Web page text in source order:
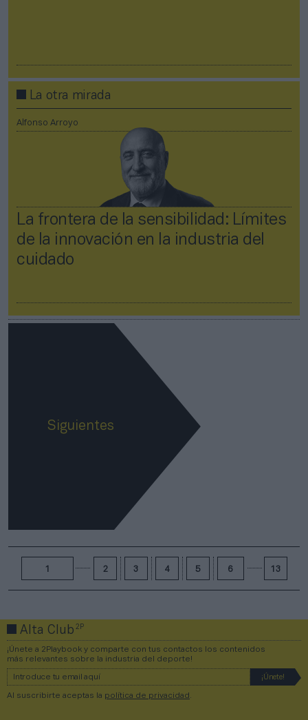
La otra mirada
Alfonso Arroyo
La frontera de la sensibilidad: Límites
de la innovación en la industria del
cuidado
Siguientes
1 2 3 4 5 6 13
Alta Club2P
¡Únete a 2Playbook y comparte con tus contactos los contenidos
más relevantes sobre la industria del deporte!
Al suscribirte aceptas la política de privacidad